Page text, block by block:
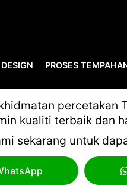
PROSES
percetakan
kualiti terbaik dan
sekarang untuk